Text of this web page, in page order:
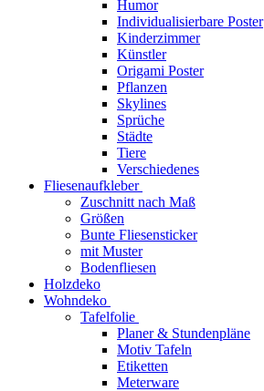
Humor
Individualisierbare Poster
Kinderzimmer
Künstler
Origami Poster
Pflanzen
Skylines
Sprüche
Städte
Tiere
Verschiedenes
Fliesenaufkleber
Zuschnitt nach Maß
Größen
Bunte Fliesensticker
mit Muster
Bodenfliesen
Holzdeko
Wohndeko
Tafelfolie
Planer & Stundenpläne
Motiv Tafeln
Etiketten
Meterware